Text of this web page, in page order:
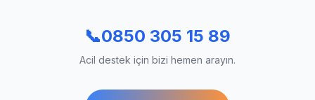
📞0850 305 15 89
Acil destek için bizi hemen arayın.